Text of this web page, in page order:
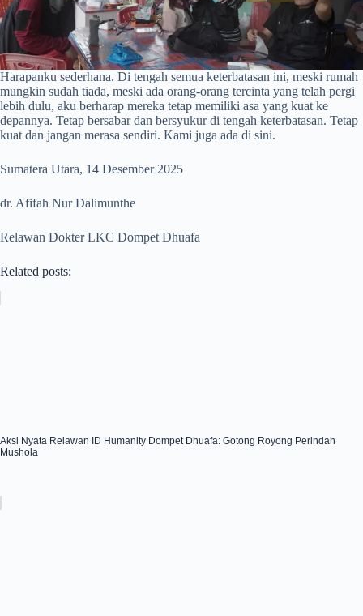
Harapanku sederhana. Di tengah semua keterbatasan ini, meski rumah
mungkin sudah tiada, meski ada orang-orang tercinta yang telah pergi
lebih dulu, aku berharap mereka tetap memiliki asa yang kuat ke
depannya. Tetap bersabar dan bersyukur di tengah keterbatasan. Tetap
kuat dan jangan merasa sendiri. Kami juga ada di sini.
Sumatera Utara, 14 Desember 2025
dr. Afifah Nur Dalimunthe
Relawan Dokter LKC Dompet Dhuafa
Related posts:
Aksi Nyata Relawan ID Humanity Dompet Dhuafa: Gotong Royong Perindah
Mushola